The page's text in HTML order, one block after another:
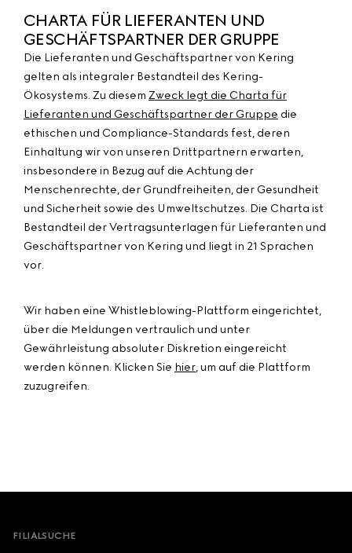
CHARTA FÜR LIEFERANTEN UND
GESCHÄFTSPARTNER DER GRUPPE
Die Lieferanten und Geschäftspartner von Kering
gelten als integraler Bestandteil des Kering-
Ökosystems. Zu diesem Zweck legt die Charta für
Lieferanten und Geschäftspartner der Gruppe die
ethischen und Compliance-Standards fest, deren
Einhaltung wir von unseren Drittpartnern erwarten,
insbesondere in Bezug auf die Achtung der
Menschenrechte, der Grundfreiheiten, der Gesundheit
und Sicherheit sowie des Umweltschutzes. Die Charta ist
Bestandteil der Vertragsunterlagen für Lieferanten und
Geschäftspartner von Kering und liegt in 21 Sprachen
vor.
Wir haben eine Whistleblowing-Plattform eingerichtet,
über die Meldungen vertraulich und unter
Gewährleistung absoluter Diskretion eingereicht
werden können. Klicken Sie hier, um auf die Plattform
zuzugreifen.
Footer
FILIALSUCHE